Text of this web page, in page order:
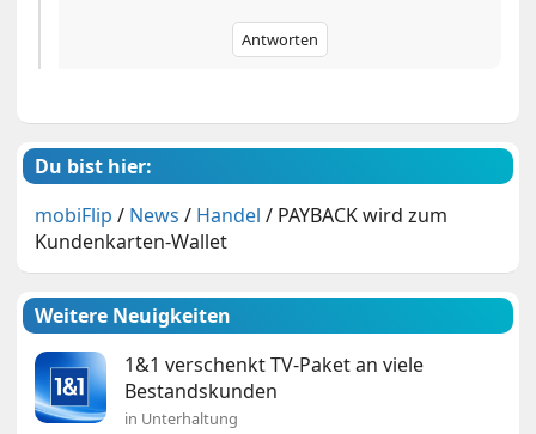
Antworten
Du bist hier:
mobiFlip / News / Handel / PAYBACK wird zum
Kundenkarten-Wallet
Weitere Neuigkeiten
1&1 verschenkt TV-Paket an viele
Bestandskunden
in Unterhaltung